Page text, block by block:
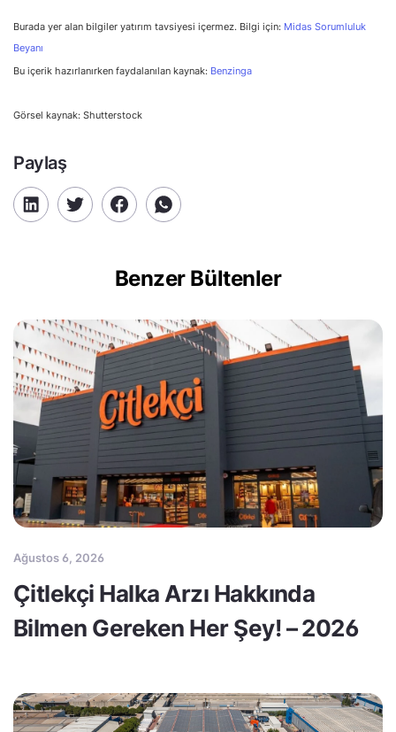
Burada yer alan bilgiler yatırım tavsiyesi içermez. Bilgi için: Midas Sorumluluk
Beyanı
Bu içerik hazırlanırken faydalanılan kaynak: Benzinga
Görsel kaynak: Shutterstock
Paylaş
Benzer Bültenler
Ağustos 6, 2026
Çitlekçi Halka Arzı Hakkında
Bilmen Gereken Her Şey! – 2026